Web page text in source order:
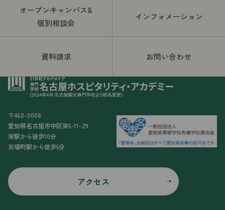
オープンキャンパス&
個別相談会
インフォメーション
資料請求 お問い合わせ
〒460-0008
愛知県名古屋市中区栄5-11-29
栄駅から徒歩10分
矢場町駅から徒歩5分
アクセス